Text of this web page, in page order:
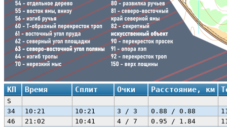
КП Время Сплит Очки Расстояние, км
S
34
10:21 10:21 3 / 3 0.88 / 0.88
46
21:02 10:41 4 / 7 0.95 / 1.84